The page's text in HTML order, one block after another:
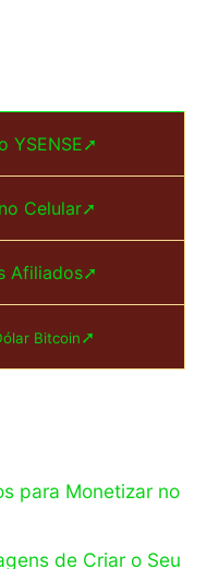
YSENSE➚
Celular➚
Afiliados➚
Bitcoin➚
para Monetizar no
de Criar o Seu